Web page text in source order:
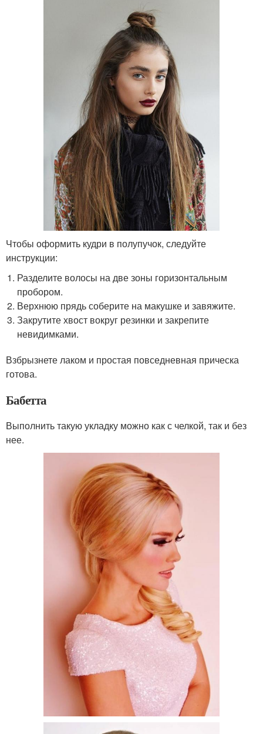
Чтобы оформить кудри в полупучок, следуйте
инструкции:
Разделите волосы на две зоны горизонтальным
пробором.
Верхнюю прядь соберите на макушке и завяжите.
Закрутите хвост вокруг резинки и закрепите
невидимками.
Взбрызнете лаком и простая повседневная прическа
готова.
Бабетта
Выполнить такую укладку можно как с челкой, так и без
нее.